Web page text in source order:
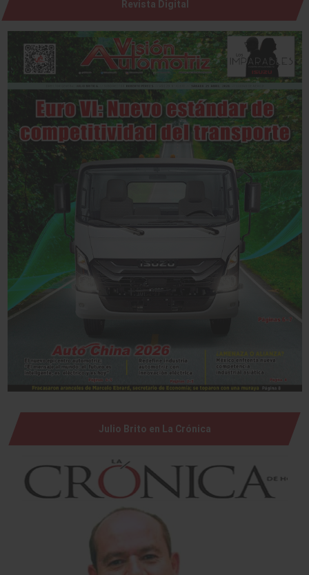
Revista Digital
Julio Brito en La Crónica